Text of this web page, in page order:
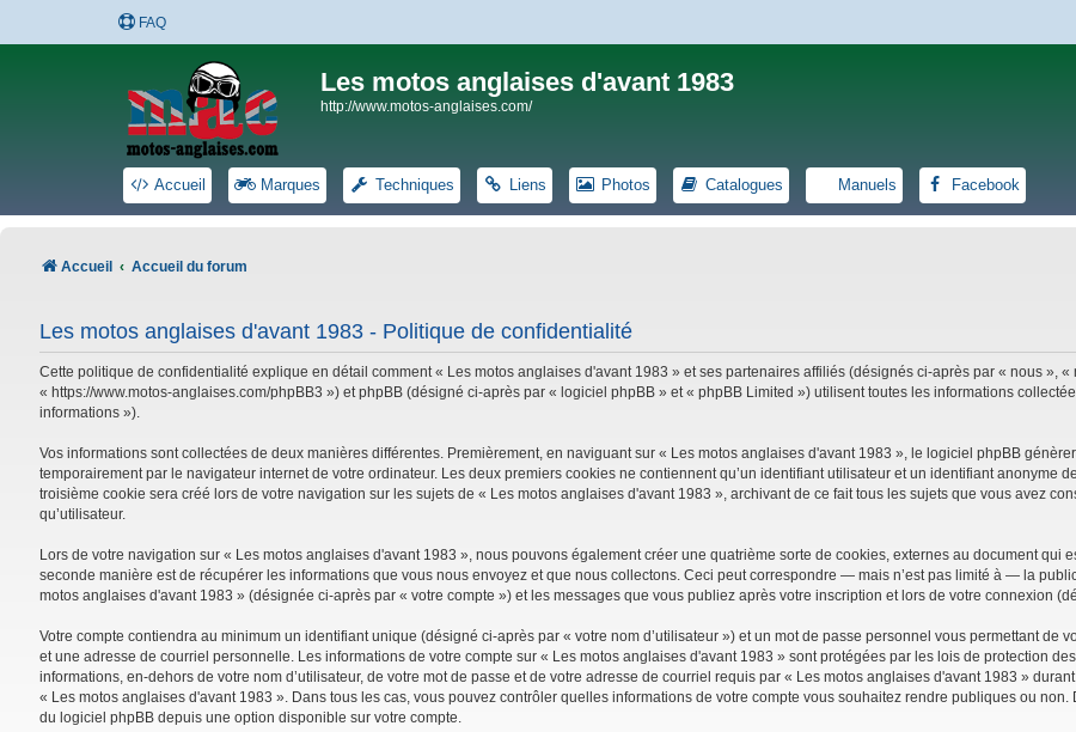
FAQ
Les motos anglaises d'avant 1983
http://www.motos-anglaises.com/
Accueil Marques Techniques Liens Photos Catalogues Manuels Facebook
Accueil Accueil du forum
Les motos anglaises d'avant 1983 - Politique de confidentialité
Cette politique de confidentialité explique en détail comment « Les motos anglaises d'avant 1983 » et ses partenaires affiliés (désignés ci-après par « nous »,
« https://www.motos-anglaises.com/phpBB3 ») et phpBB (désigné ci-après par « logiciel phpBB » et « phpBB Limited ») utilisent toutes les informations
informations »).
Vos informations sont collectées de deux manières différentes. Premièrement, en naviguant sur « Les motos anglaises d'avant 1983 », le logiciel phpBB
temporairement par le navigateur internet de votre ordinateur. Les deux premiers cookies ne contiennent qu’un identifiant utilisateur et un identifiant anonyme
troisième cookie sera créé lors de votre navigation sur les sujets de « Les motos anglaises d'avant 1983 », archivant de ce fait tous les sujets que vous avez
qu’utilisateur.
Lors de votre navigation sur « Les motos anglaises d'avant 1983 », nous pouvons également créer une quatrième sorte de cookies, externes au document
seconde manière est de récupérer les informations que vous nous envoyez et que nous collectons. Ceci peut correspondre — mais n’est pas limité à — la
motos anglaises d'avant 1983 » (désignée ci-après par « votre compte ») et les messages que vous publiez après votre inscription et lors de votre connexion
Votre compte contiendra au minimum un identifiant unique (désigné ci-après par « votre nom d’utilisateur ») et un mot de passe personnel vous permettant de
et une adresse de courriel personnelle. Les informations de votre compte sur « Les motos anglaises d'avant 1983 » sont protégées par les lois de protection
informations, en-dehors de votre nom d’utilisateur, de votre mot de passe et de votre adresse de courriel requis par « Les motos anglaises d'avant 1983 »
« Les motos anglaises d'avant 1983 ». Dans tous les cas, vous pouvez contrôler quelles informations de votre compte vous souhaitez rendre publiques ou
du logiciel phpBB depuis une option disponible sur votre compte.